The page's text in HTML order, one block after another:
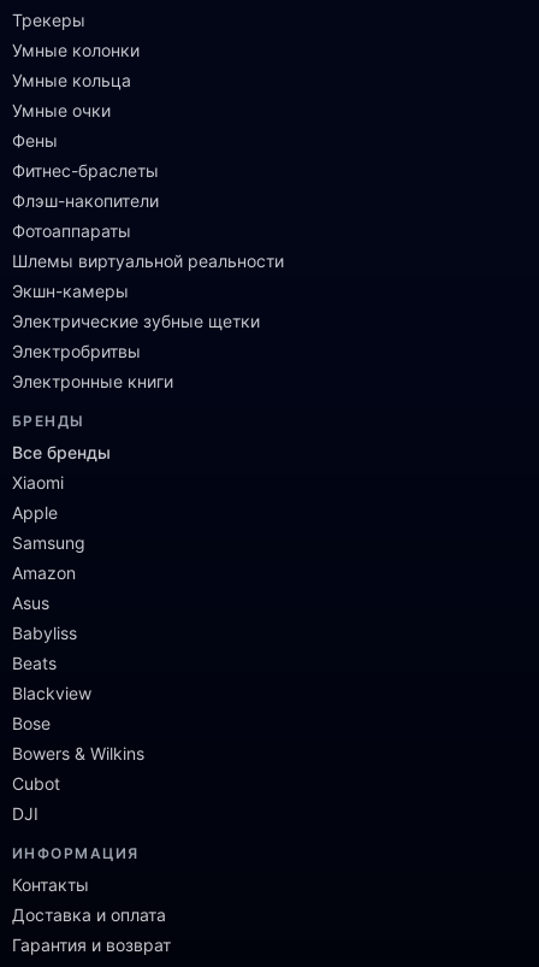
Трекеры
Умные колонки
Умные кольца
Умные очки
Фены
Фитнес-браслеты
Флэш-накопители
Фотоаппараты
Шлемы виртуальной реальности
Экшн-камеры
Электрические зубные щетки
Электробритвы
Электронные книги
БРЕНДЫ
Все бренды
Xiaomi
Apple
Samsung
Amazon
Asus
Babyliss
Beats
Blackview
Bose
Bowers & Wilkins
Cubot
DJI
ИНФОРМАЦИЯ
Контакты
Доставка и оплата
Гарантия и возврат